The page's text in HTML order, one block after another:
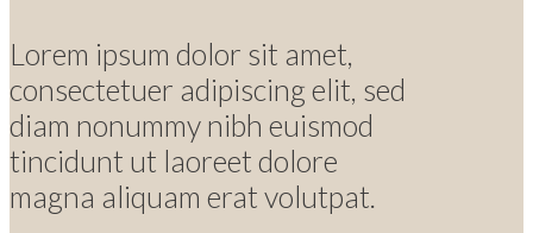
Lorem ipsum dolor sit amet,
consectetuer adipiscing elit, sed
diam nonummy nibh euismod
tincidunt ut laoreet dolore
magna aliquam erat volutpat.